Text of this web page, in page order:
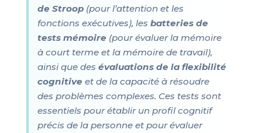
de Stroop(pour l’attention et les
fonctions exécutives), les batteries de
tests mémoire (pour évaluer la mémoire
à court terme et la mémoire de travail),
ainsi que des évaluations de la flexibilité
cognitive et de la capacité à résoudre
des problèmes complexes. Ces tests sont
essentiels pour établir un profil cognitif
précis de la personne et pour évaluer